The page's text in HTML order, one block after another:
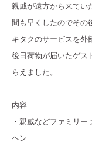
親戚が遠方から来てい
間も早くしたのでその
キタクのサービスを外
後日荷物が届いたゲス
らえました。
内容
・親戚などファミリ
ヘン